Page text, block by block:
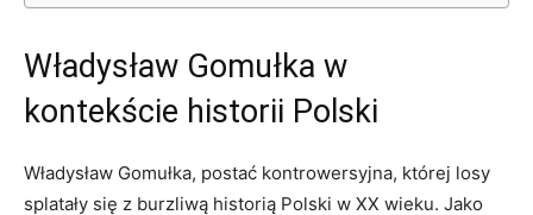
Władysław Gomułka w
kontekście historii Polski
Władysław Gomułka, postać kontrowersyjna, której losy
splatały się z burzliwą historią Polski w XX wieku. Jako